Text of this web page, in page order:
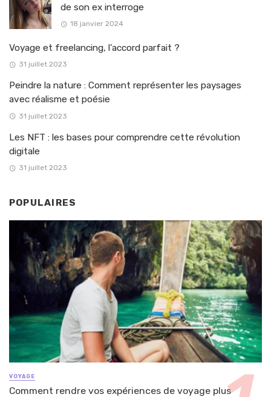
de son ex interroge
18 janvier 2024
Voyage et freelancing, l’accord parfait ?
31 juillet 2023
Peindre la nature : Comment représenter les paysages
avec réalisme et poésie
31 juillet 2023
Les NFT : les bases pour comprendre cette révolution
digitale
31 juillet 2023
POPULAIRES
VOYAGE
Comment rendre vos expériences de voyage plus